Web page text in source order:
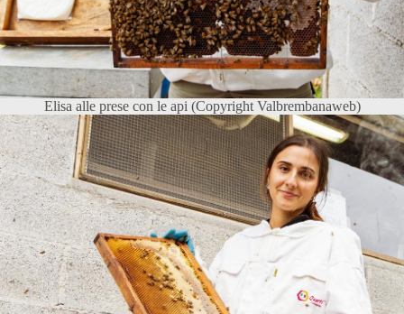
Elisa alle prese con le api (Copyright Valbrembanaweb)